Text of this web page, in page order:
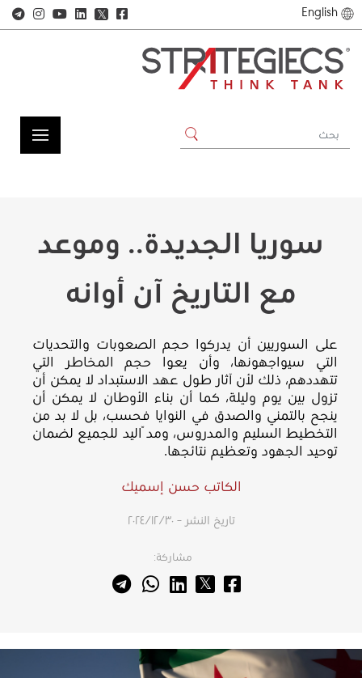
English
𝕏
سوريا الجديدة.. وموعد
مع التاريخ آن أوانه
على السوريين أن يدركوا حجم الصعوبات والتحديات
التي سيواجهونها، وأن يعوا حجم المخاطر التي
تتهددهم، ذلك لأن آثار طول عهد الاستبداد لا يمكن أن
تزول بين يوم وليلة، كما أن بناء الأوطان لا يمكن أن
ينجح بالتمني والصدق في النوايا فحسب، بل لا بد من
التخطيط السليم والمدروس، ومدّ اليد للجميع لضمان
توحيد الجهود وتعظيم نتائجها.
الكاتب حسن إسميك
تاريخ النشر – ٣٠‏/١٢‏/٢٠٢٤
مشاركة: